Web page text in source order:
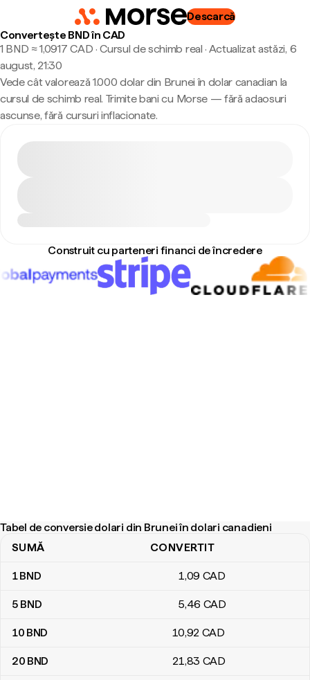
Descarcă
Convertește BND în CAD
1 BND ≈ 1,0917 CAD · Cursul de schimb real · Actualizat astăzi, 6
august, 21:30
Vede cât valorează 1.000 dolar din Brunei în dolar canadian la
cursul de schimb real. Trimite bani cu Morse — fără adaosuri
ascunse, fără cursuri inflacionate.
Construit cu parteneri financi de încredere
Tabel de conversie dolari din Brunei în dolari canadieni
Tabel de conversie dolari din Brunei în dolari canadieni
SUMĂ CONVERTIT
1BND 1,09 CAD
5 BND 5,46 CAD
10 BND 10,92 CAD
20 BND 21,83 CAD